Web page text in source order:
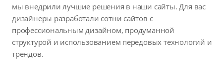
мы внедрили лучшие решения в наши сайты. Для вас
дизайнеры разработали сотни сайтов с
профессиональным дизайном, продуманной
структурой и использованием передовых технологий и
трендов.